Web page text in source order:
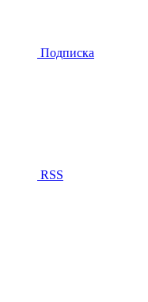
Подписка
RSS